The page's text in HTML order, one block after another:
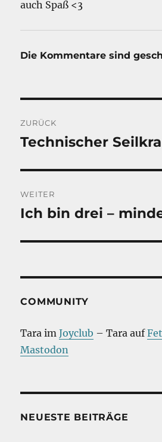
auch Spaß <3
Die Kommentare sind
ZURÜCK
Vorheriger
Technischer
WEITER
Nächster
Ich bin drei –
COMMUNITY
Tara imJoyclub – Tara auf
Mastodon
NEUESTE BEITRÄGE